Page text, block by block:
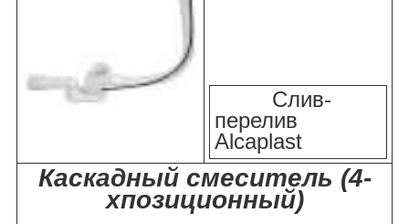
Слив-
перелив
Alcaplast
Каскадный смеситель (4-
хпозиционный)